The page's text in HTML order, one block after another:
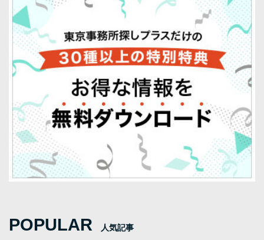
POPULAR 人気記事